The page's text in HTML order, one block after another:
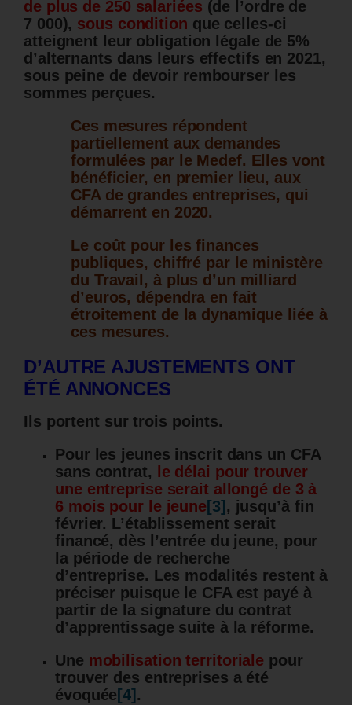
de plus de 250 salariées (de l’ordre de
7 000), sous condition que celles-ci
atteignent leur obligation légale de 5%
d’alternants dans leurs effectifs en 2021,
sous peine de devoir rembourser les
sommes perçues.
Ces mesures répondent
partiellement aux demandes
formulées par le Medef. Elles vont
bénéficier, en premier lieu, aux
CFA de grandes entreprises, qui
démarrent en 2020.
Le coût pour les finances
publiques, chiffré par le ministère
du Travail, à plus d’un milliard
d’euros, dépendra en fait
étroitement de la dynamique liée à
ces mesures.
D’AUTRE AJUSTEMENTS ONT
ÉTÉ ANNONCES
Ils portent sur trois points.
Pour les jeunes inscrit dans un CFA
sans contrat,
le délai pour trouver
une entreprise serait allongé de 3 à
6 mois pour le jeune [3] , jusqu’à fin
février. L’établissement serait
financé, dès l’entrée du jeune, pour
la période de recherche
d’entreprise. Les modalités restent à
préciser puisque le CFA est payé à
partir de la signature du contrat
d’apprentissage suite à la réforme.
Une mobilisation territoriale pour
trouver des entreprises a été
évoquée [4] .